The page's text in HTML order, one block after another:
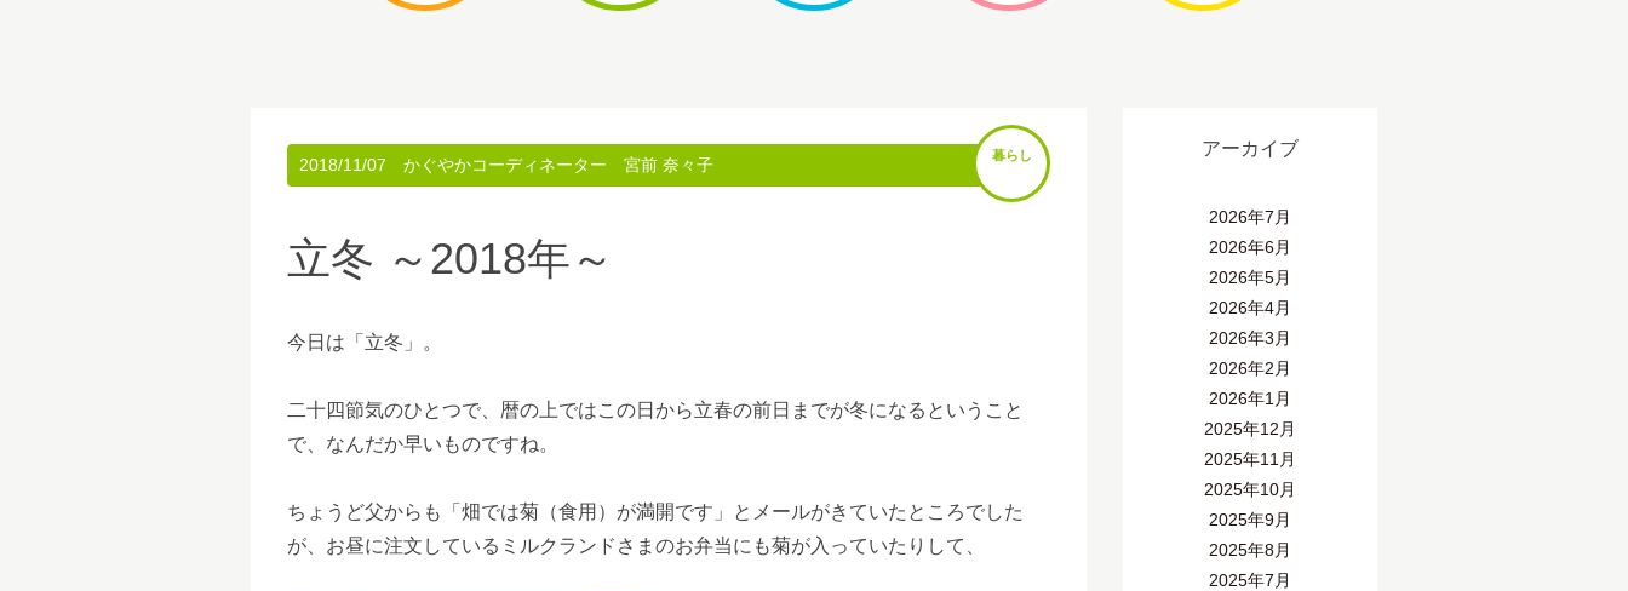
2018/11/07 かぐやかコーディネーター 宮前 奈々子 暮らし
立冬 ～2018年～
今日は「立冬」。
二十四節気のひとつで、暦の上ではこの日から立春の前日までが冬になるということ
で、なんだか早いものですね。
ちょうど父からも「畑では菊（食用）が満開です」とメールがきていたところでした
が、お昼に注文しているミルクランドさまのお弁当にも菊が入っていたりして、
アーカイブ
2026年7月
2026年6月
2026年5月
2026年4月
2026年3月
2026年2月
2026年1月
2025年12月
2025年11月
2025年10月
2025年9月
2025年8月
2025年7月